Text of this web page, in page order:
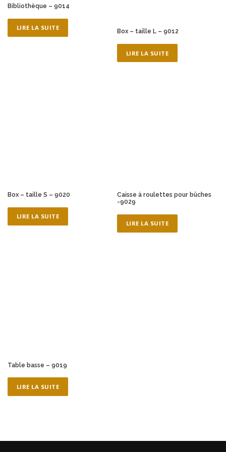
Bibliothèque – 9014
LIRE LA SUITE Box – taille L – 9012
LIRE LA SUITE
Box – taille S – 9020
LIRE LA SUITE
Caisse à roulettes pour bûches
-9029
LIRE LA SUITE
Table basse – 9019
LIRE LA SUITE